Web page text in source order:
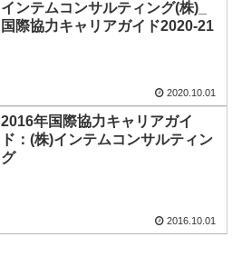
インテムコンサルティング(株)_
国際協力キャリアガイド2020-21
2020.10.01
2016年国際協力キャリアガイ
ド：(株)インテムコンサルティン
グ
2016.10.01